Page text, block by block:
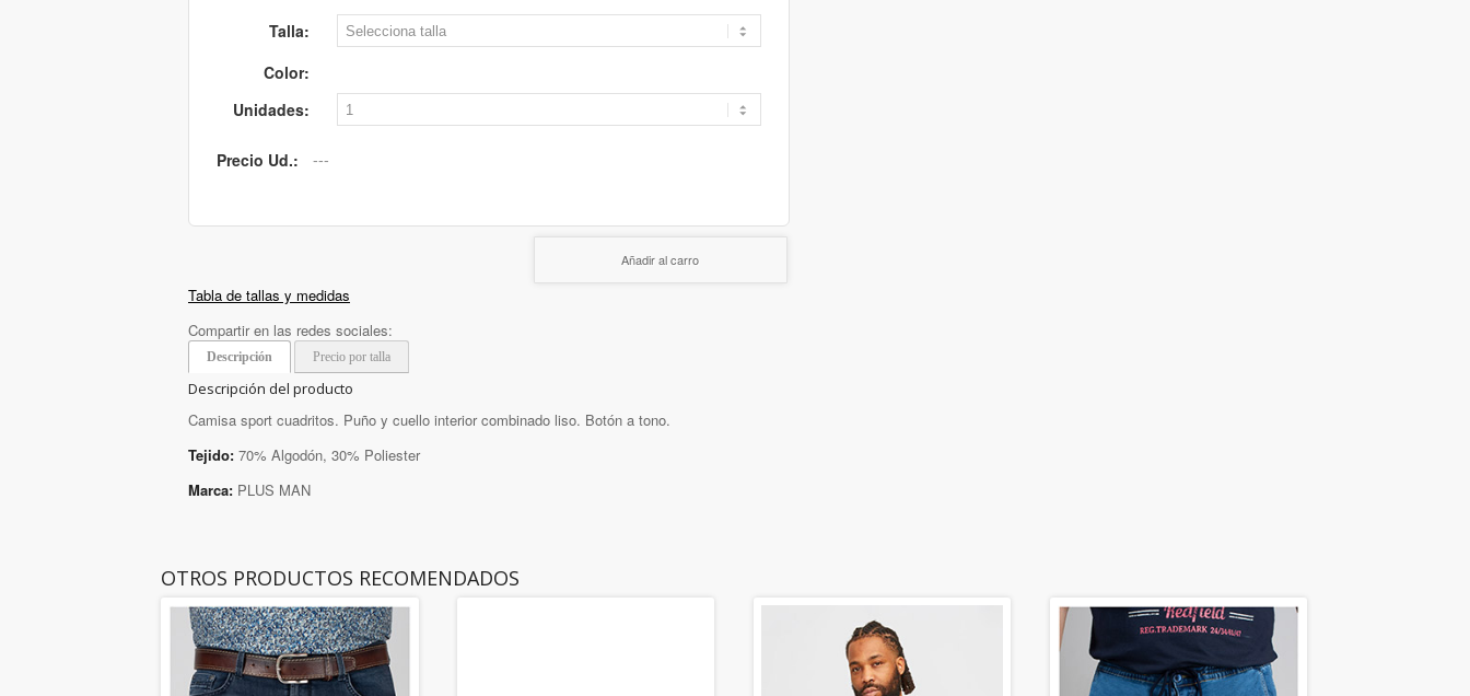
Talla:
Color:
Unidades:
Precio Ud.:
Añadir al carro
Tabla de tallas y medidas
Compartir en las redes sociales:
Descripción Precio por talla
Descripción del producto
Camisa sport cuadritos. Puño y cuello interior combinado liso. Botón a tono.
Tejido: 70% Algodón, 30% Poliester
Marca: PLUS MAN
OTROS PRODUCTOS RECOMENDADOS